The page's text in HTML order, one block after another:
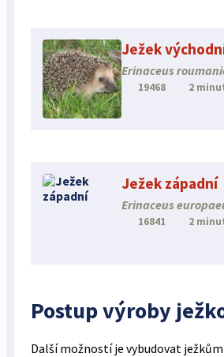
Ježek
Erinaceus
19468 2
Ježek západní
Erinaceus
16841 2
Postup výroby
Další možností je vybudovat